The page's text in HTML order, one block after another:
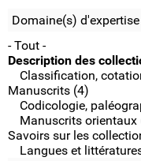
Domaine(s) d'expertise
- Tout -
Description des
Classification,
Manuscrits (4)
Codicologie,
Manuscrits orientaux
Savoirs sur les
Langues et